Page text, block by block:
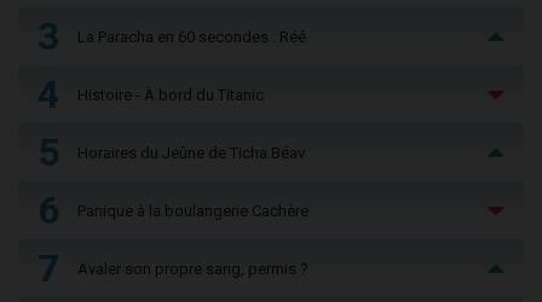
3 La Paracha en 60 secondes : Réé
4 Histoire - À bord du Titanic
5 Horaires du Jeûne de Ticha Béav
6 Panique à la boulangerie Cachère
7 Avaler son propre sang, permis ?